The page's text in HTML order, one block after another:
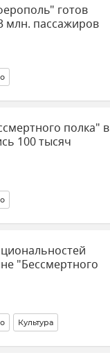
готов
млн. пассажиров
полка" в
100 тысяч
"Бессмертного
Культура